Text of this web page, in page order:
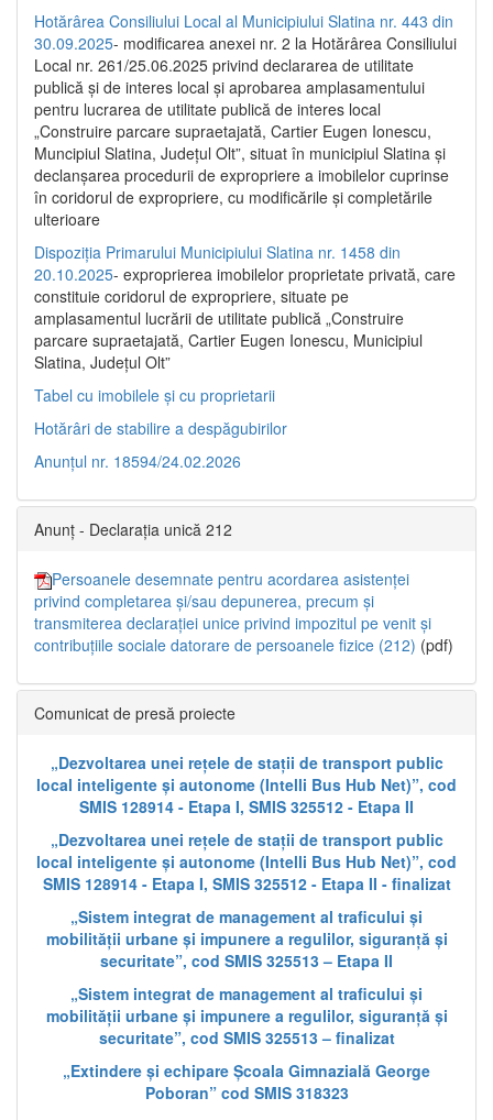
Hotărârea Consiliului Local al Municipiului Slatina nr. 443 din
30.09.2025- modificarea anexei nr. 2 la Hotărârea Consiliului
Local nr. 261/25.06.2025 privind declararea de utilitate
publică şi de interes local şi aprobarea amplasamentului
pentru lucrarea de utilitate publică de interes local
„Construire parcare supraetajată, Cartier Eugen Ionescu,
Muncipiul Slatina, Judeţul Olt”, situat în municipiul Slatina şi
declanşarea procedurii de expropriere a imobilelor cuprinse
în coridorul de expropriere, cu modificările şi completările
ulterioare
Dispoziția Primarului Municipiului Slatina nr. 1458 din
20.10.2025- exproprierea imobilelor proprietate privată, care
constituie coridorul de expropriere, situate pe
amplasamentul lucrării de utilitate publică „Construire
parcare supraetajată, Cartier Eugen Ionescu, Municipiul
Slatina, Județul Olt”
Tabel cu imobilele și cu proprietarii
Hotărâri de stabilire a despăgubirilor
Anunțul nr. 18594/24.02.2026
Anunț - Declarația unică 212
Persoanele desemnate pentru acordarea asistenței
privind completarea și/sau depunerea, precum și
transmiterea declarației unice privind impozitul pe venit și
contribuțiile sociale datorare de persoanele fizice (212) (pdf)
Comunicat de presă proiecte
„Dezvoltarea unei rețele de stații de transport public
local inteligente și autonome (Intelli Bus Hub Net)”, cod
SMIS 128914 - Etapa I, SMIS 325512 - Etapa II
„Dezvoltarea unei rețele de stații de transport public
local inteligente și autonome (Intelli Bus Hub Net)”, cod
SMIS 128914 - Etapa I, SMIS 325512 - Etapa II - finalizat
„Sistem integrat de management al traficului și
mobilității urbane și impunere a regulilor, siguranță și
securitate”, cod SMIS 325513 – Etapa II
„Sistem integrat de management al traficului și
mobilității urbane și impunere a regulilor, siguranță și
securitate”, cod SMIS 325513 – finalizat
„Extindere și echipare Școala Gimnazială George
Poboran” cod SMIS 318323